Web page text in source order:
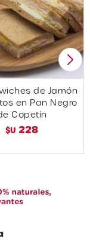
de Jamón
en Pan Negro
Copetín
$U 228